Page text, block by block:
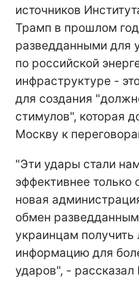
источников
Трамп в прошлом
разведданными для
по российской
инфраструктуре -
для создания
стимулов", которая
Москву к
"Эти удары стали
эффективнее только
новая
обмен
украинцам
информацию для
ударов", - рассказал